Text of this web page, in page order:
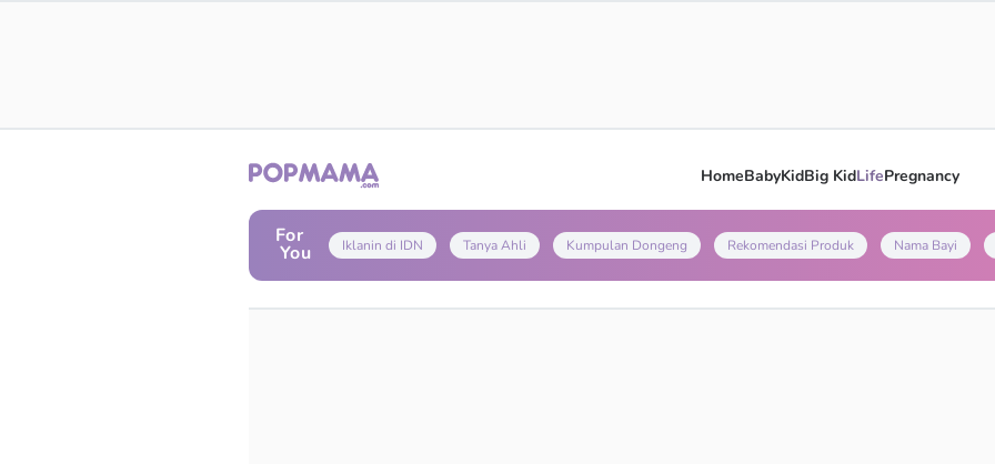
HomeBabyKidBig KidLifePregnancy
For
You Iklanin di IDN Tanya Ahli Kumpulan Dongeng Rekomendasi Produk Nama Bayi